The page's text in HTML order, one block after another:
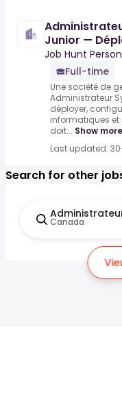
Junior —
Job Hunt
Full-time
Une société de
Administrateur
déployer,
informatiques
doit... Show more
Last updated:
Search for other
Canada